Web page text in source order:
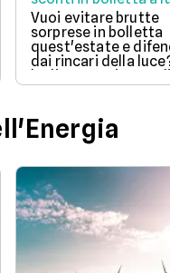
2026
Vuoi evitare brutte
sorprese in bolletta
quest'estate e
dai rincari della
luglio 2026 ci sono
offerte con prezzo
aiutano a tenere
controllo le spese di
Scopri la soluzione
conveniente per te
quelle proposte da
Illumia e Ajò Energia
risparmiare fin da